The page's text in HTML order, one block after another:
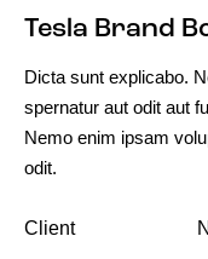
Tesla Brand
Dicta sunt explicabo.
spernatur aut odit aut
Nemo enim ipsam
odit.
Client